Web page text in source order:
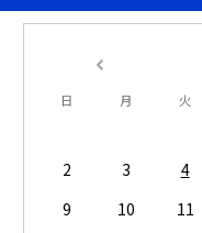
日 月 火
2
3 4
9
10 11